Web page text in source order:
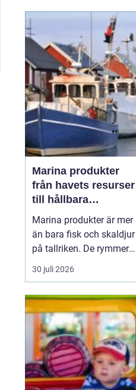
känna sig mer som sig
själv. I Älvsjö fi...
Marina produkter
från havets resurser
till hållbara
upplevelser
Marina produkter är mer
än bara fisk och skaldjur
på tallriken. De rymmer
allt från mat och hälsa
till friluftsliv, kultur och
områden spelar havet en
central roll för både
ekonomi och livskvalitet.
När fler söker sig mot
nat...
30 juli 2026